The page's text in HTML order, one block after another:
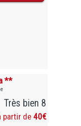
**
Très bien 8
partir de40€